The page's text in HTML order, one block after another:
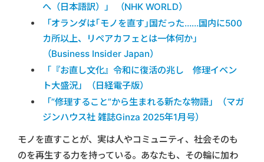
へ（日本語訳）」 （NHK WORLD）
「オランダは｢モノを直す｣国だった……国内に500
カ所以上、リペアカフェとは一体何か」
（Business Insider Japan）
「『お直し文化』令和に復活の兆し 修理イベン
ト大盛況」（日経電子版）
「”修理すること”から生まれる新たな物語」（マガ
ジンハウス社 雑誌Ginza 2025年1月号）
モノを直すことが、実は人やコミュニティ、社会そのも
のを再生する力を持っている。あなたも、その輪に加わ